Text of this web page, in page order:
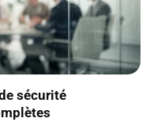
sécurité